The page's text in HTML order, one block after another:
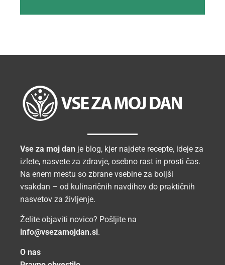
Vse za moj dan je blog, kjer najdete recepte, ideje za
izlete, nasvete za zdravje, osebno rast in prosti čas.
Na enem mestu so zbrane vsebine za boljši
vsakdan – od kulinaričnih navdihov do praktičnih
nasvetov za življenje.
Želite objaviti novico? Pošljite na
info@vsezamojdan.si.
O nas